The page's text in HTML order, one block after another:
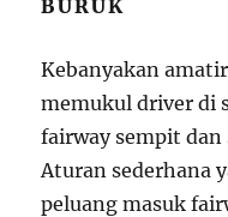
BURUK
Kebanyakan
memukul driver di
fairway sempit
Aturan sederhana
peluang masuk